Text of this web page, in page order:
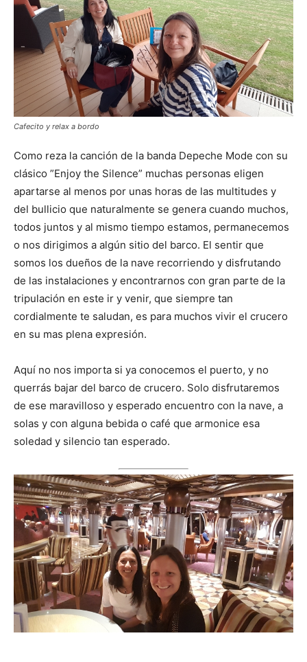
Cafecito y relax a bordo
Como reza la canción de la banda Depeche Mode con su
clásico ”Enjoy the Silence” muchas personas eligen
apartarse al menos por unas horas de las multitudes y
del bullicio que naturalmente se genera cuando muchos,
todos juntos y al mismo tiempo estamos, permanecemos
o nos dirigimos a algún sitio del barco. El sentir que
somos los dueños de la nave recorriendo y disfrutando
de las instalaciones y encontrarnos con gran parte de la
tripulación en este ir y venir, que siempre tan
cordialmente te saludan, es para muchos vivir el crucero
en su mas plena expresión.
Aquí no nos importa si ya conocemos el puerto, y no
querrás bajar del barco de crucero. Solo disfrutaremos
de ese maravilloso y esperado encuentro con la nave, a
solas y con alguna bebida o café que armonice esa
soledad y silencio tan esperado.